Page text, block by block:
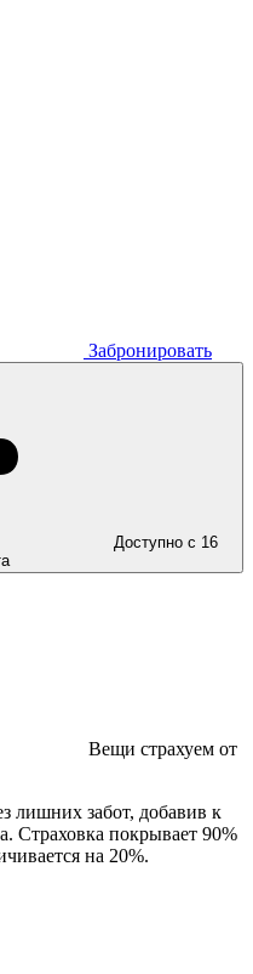
Забронировать
Доступно с 16
Вещи страхуем от
лишних забот, добавив к
Страховка покрывает 90%
на 20%.